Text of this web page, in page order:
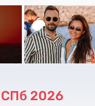
СПб 2026